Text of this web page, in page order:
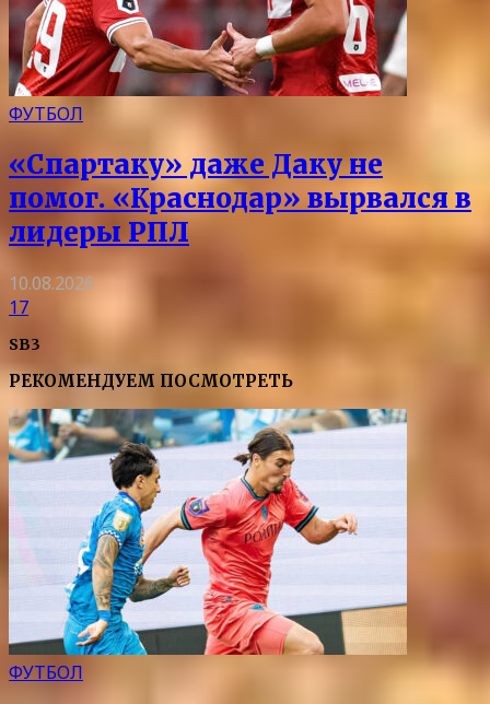
ФУТБОЛ
«Спартаку» даже Даку не
помог. «Краснодар» вырвался в
лидеры РПЛ
10.08.2026
17
SB3
РЕКОМЕНДУЕМ ПОСМОТРЕТЬ
ФУТБОЛ